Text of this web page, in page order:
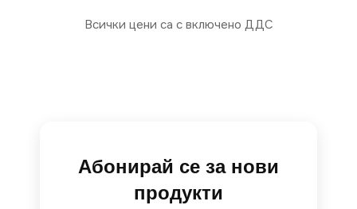
Всички цени са с включено ДДС
Абонирай се за нови
продукти